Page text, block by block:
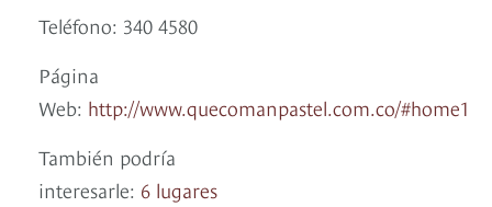
Teléfono: 340 4580
Página
Web: http://www.quecomanpastel.com.co/#home1
También podría
interesarle: 6 lugares